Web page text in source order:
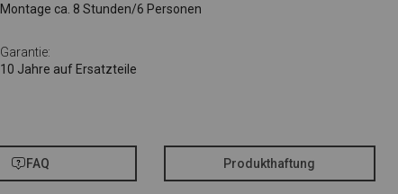
Montage ca. 8 Stunden/6 Personen
Garantie:
10 Jahre auf Ersatzteile
FAQ Produkthaftung